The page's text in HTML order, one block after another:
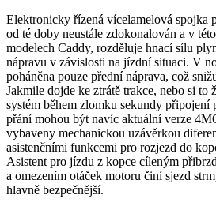
Elektronicky řízená vícelamelová spojka
od té doby neustále zdokonalován a v
modelech Caddy, rozděluje hnací sílu
nápravu v závislosti na jízdní situaci. V
poháněna pouze přední náprava, což
Jakmile dojde ke ztrátě trakce, nebo si to
systém během zlomku sekundy připojení
přání mohou být navíc aktuální verze
vybaveny mechanickou uzávěrkou
asistenčními funkcemi pro rozjezd do
Asistent pro jízdu z kopce cíleným
a omezením otáček motoru činí sjezd
hlavně bezpečnější.